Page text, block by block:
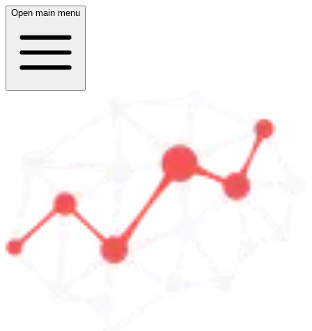
Open main menu